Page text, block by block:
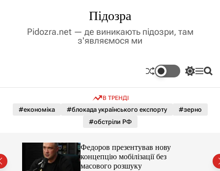
у
Підозра
Pidozra.net — де виникають підозри, там
з'являємося ми
П
м
М П
В ТРЕНДІ
#економіка #блокада українського експорту
#зерно
#обстріли РФ
Федоров презентував нову
концепцію мобілізації без
масового розшуку